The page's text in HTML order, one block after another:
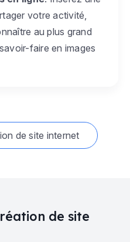
votre activité,
au plus grand
faire en images
de site internet
de site